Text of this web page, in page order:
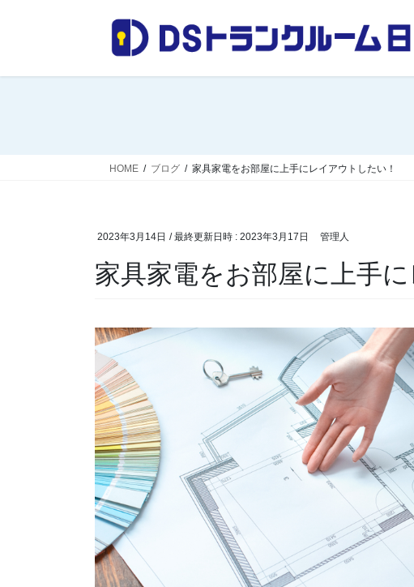
HOME ブログ 家具家電をお部屋に上手にレイアウトしたい！
2023年3月14日 / 最終更新日時 : 2023年3月17日 管理人
家具家電をお部屋に上手